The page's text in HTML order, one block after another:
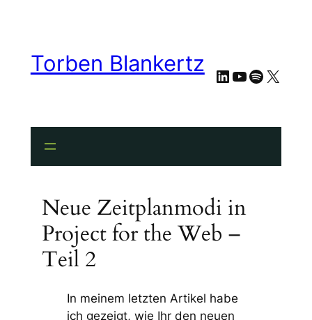
Torben Blankertz LinkedIn
YouTube
Spotify
X
Neue Zeitplanmodi in
Project for the Web –
Teil 2
In meinem letzten Artikel habe
ich gezeigt, wie Ihr den neuen